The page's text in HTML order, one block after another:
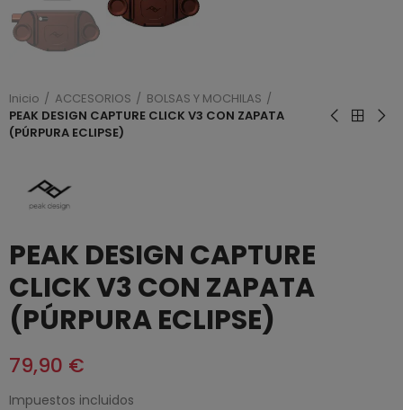
Inicio ACCESORIOS
BOLSAS Y MOCHILAS
PEAK DESIGN CAPTURE CLICK V3 CON ZAPATA
(PÚRPURA ECLIPSE)
PEAK DESIGN CAPTURE
CLICK V3 CON ZAPATA
(PÚRPURA ECLIPSE)
79,90 €
Impuestos incluidos